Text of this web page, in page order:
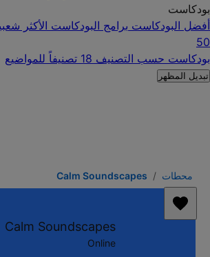
بودكاست
أفضل البودكاست برامج البودكاست الأكثر
50
بودكاست حسب التصنيف 18 تصنيفاً للمواضيع
تبديل المظهر
محطات Calm Soundscapes
Calm Soundscapes
Online